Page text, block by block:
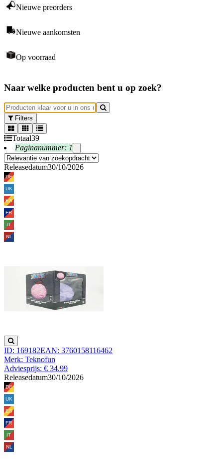
Nieuwe preorders
Nieuwe aankomsten
Op voorraad
Naar welke producten bent u op zoek?
Filters
Totaal39
Paginanummer: 1
Releasedatum30/10/2026
ID: 169182EAN: 3760158116462
Merk: Teknofun
Adviesprijs: € 34.99
Releasedatum30/10/2026